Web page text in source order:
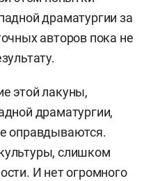
драматургии за
авторов пока не
этой лакуны,
драматургии,
оправдываются.
слишком
И нет огромного